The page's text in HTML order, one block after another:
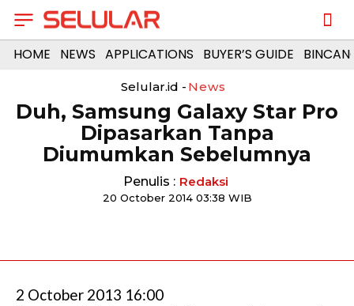
HOME NEWS APPLICATIONS BUYER’S GUIDE
Selular.id - News
Duh, Samsung Galaxy Star Pro
Dipasarkan Tanpa
Diumumkan Sebelumnya
Penulis : Redaksi
20 October 2014 03:38 WIB
2 October 2013 16:00